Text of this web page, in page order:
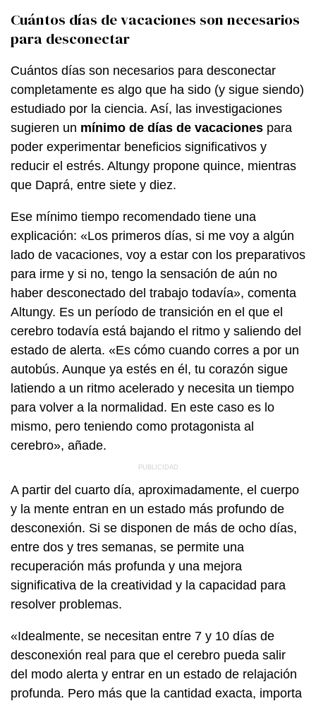
Cuántos días de vacaciones son necesarios
para desconectar
Cuántos días son necesarios para desconectar
completamente es algo que ha sido (y sigue siendo)
estudiado por la ciencia. Así, las investigaciones
sugieren un mínimo de días de vacaciones para
poder experimentar beneficios significativos y
reducir el estrés. Altungy propone quince, mientras
que Daprá, entre siete y diez.
Ese mínimo tiempo recomendado tiene una
explicación: «Los primeros días, si me voy a algún
lado de vacaciones, voy a estar con los preparativos
para irme y si no, tengo la sensación de aún no
haber desconectado del trabajo todavía», comenta
Altungy. Es un período de transición en el que el
cerebro todavía está bajando el ritmo y saliendo del
estado de alerta. «Es cómo cuando corres a por un
autobús. Aunque ya estés en él, tu corazón sigue
latiendo a un ritmo acelerado y necesita un tiempo
para volver a la normalidad. En este caso es lo
mismo, pero teniendo como protagonista al
cerebro», añade.
A partir del cuarto día, aproximadamente, el cuerpo
y la mente entran en un estado más profundo de
desconexión. Si se disponen de más de ocho días,
entre dos y tres semanas, se permite una
recuperación más profunda y una mejora
significativa de la creatividad y la capacidad para
resolver problemas.
«Idealmente, se necesitan entre 7 y 10 días de
desconexión real para que el cerebro pueda salir
del modo alerta y entrar en un estado de relajación
profunda. Pero más que la cantidad exacta, importa